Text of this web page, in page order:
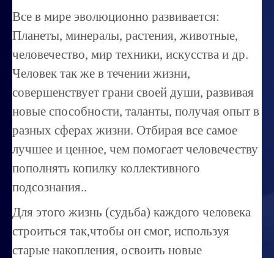
Королевский гороскоп
Найти идеального партнера
Корректировка характера
Профпригодность ребенка
Совместимость
ОБУЧЕНИЕ
Позитивное мышление
Все в мире эволюционно развивается:
Планеты, минералы, растения, животные,
человечество, мир техники, искусства и др.
Человек так же в течении жизни,
совершенствует грани своей души, развивая
новые способности, таланты, получая опыт в
разных сферах жизни. Отбирая все самое
лучшее и ценное, чем помогает человечеству
пополнять копилку коллективного
подсознания..
Для этого жизнь (судьба) каждого человека
строиться так,чтобы он смог, используя
старые накопления, освоить новые